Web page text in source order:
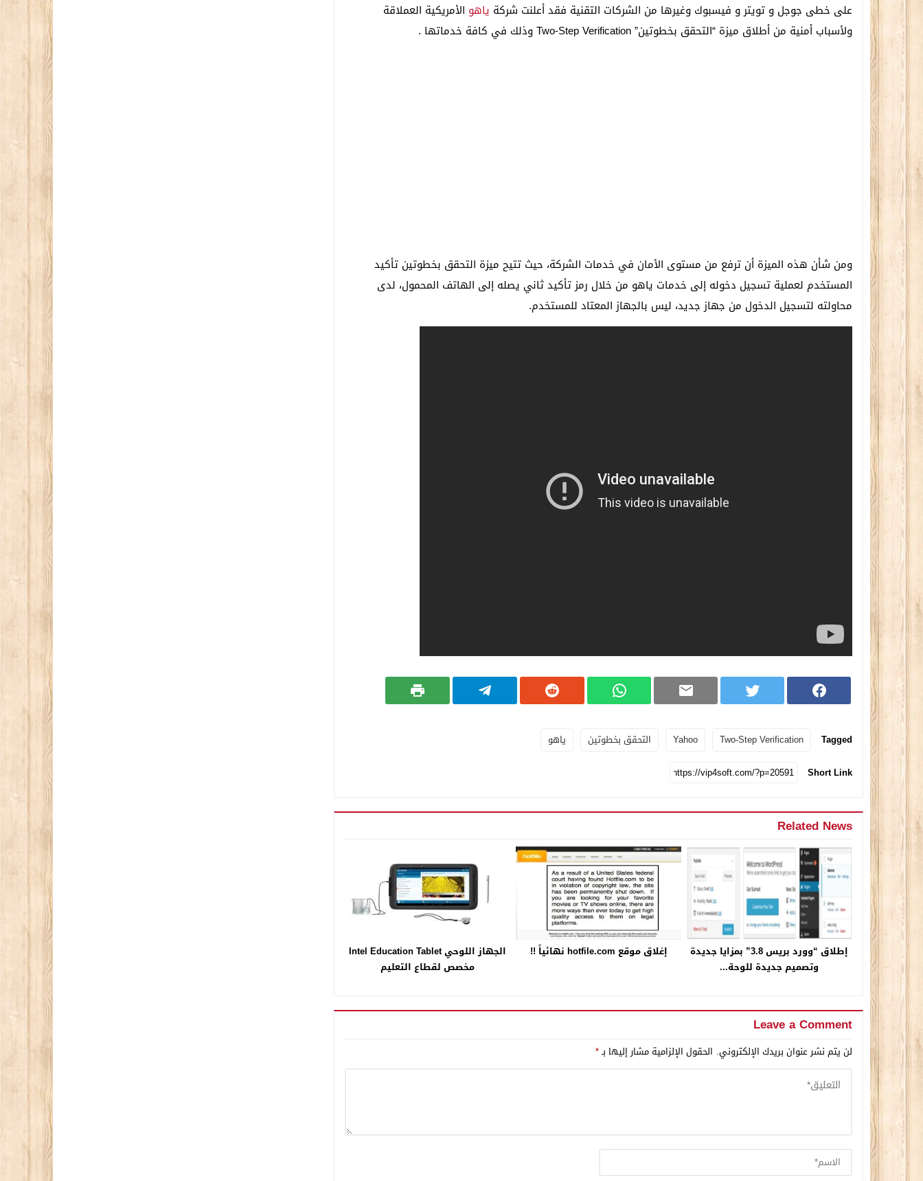
على خطى جوجل و تويتر و فيسبوك وغيرها من الشركات التقنية فقد أعلنت شركة ياهو الأمريكية العملاقة
ولأسباب أمنية من أطلاق ميزة “التحقق بخطوتين” Two-Step Verification وذلك في كافة خدماتها .
ومن شأن هذه الميزة أن ترفع من مستوى الأمان في خدمات الشركة، حيث تتيح ميزة التحقق بخطوتين تأكيد
المستخدم لعملية تسجيل دخوله إلى خدمات ياهو من خلال رمز تأكيد ثاني يصله إلى الهاتف المحمول، لدى
محاولته لتسجيل الدخول من جهاز جديد، ليس بالجهاز المعتاد للمستخدم.
Tagged
Two-Step Verification
Yahoo التحقق بخطوتين
ياهو
Short Link
Related News
إطلاق “وورد بريس 3.8” بمزايا جديدة
وتصميم جديدة للوحة...
إغلاق موقع hotfile.com نهائياً !!
الجهاز اللوحي Intel Education Tablet
مخصص لقطاع التعليم
Leave a Comment
لن يتم نشر عنوان بريدك الإلكتروني. الحقول الإلزامية مشار إليها بـ*